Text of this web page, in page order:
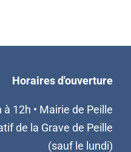
Horaires d'ouverture
à 12h • Mairie de Peille
de la Grave de Peille
(sauf le lundi)